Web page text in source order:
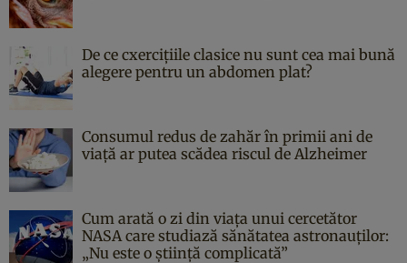
De ce cxercițiile clasice nu sunt cea mai bună
alegere pentru un abdomen plat?
Consumul redus de zahăr în primii ani de
viață ar putea scădea riscul de Alzheimer
Cum arată o zi din viața unui cercetător
NASA care studiază sănătatea astronauților:
„Nu este o știință complicată”